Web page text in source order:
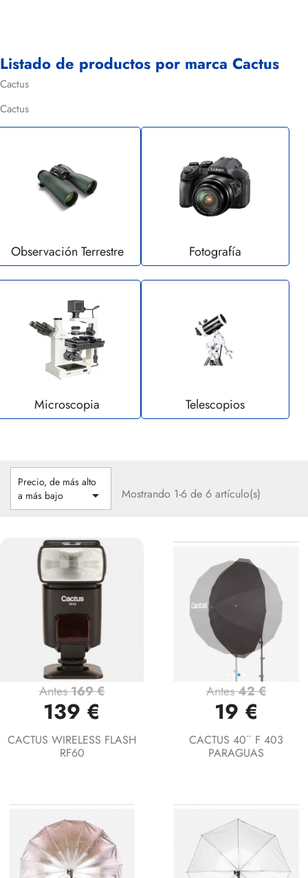
Listado de productos por marca Cactus
Cactus
Cactus
Observación Terrestre Fotografía
Microscopia Telescopios
Precio, de más alto
a más bajo
 Mostrando 1-6 de 6 artículo(s)
Antes169 €
139 €
CACTUS WIRELESS FLASH
RF60
Antes42 €
19 €
CACTUS 40¨ F 403
PARAGUAS